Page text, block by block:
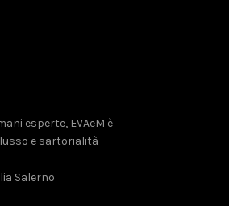
esperte, EVAeM è
e sartorialità
Salerno